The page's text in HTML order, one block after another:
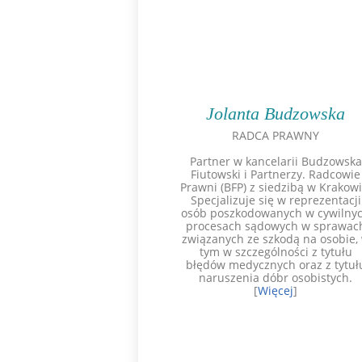
Jolanta Budzowska
RADCA PRAWNY
Partner w kancelarii Budzowska
Fiutowski i Partnerzy. Radcowie
Prawni (BFP) z siedzibą w
Specjalizuje się w reprezentacji
osób poszkodowanych w
procesach sądowych w
związanych ze szkodą na osobie,
tym w szczególności z tytułu
błędów medycznych oraz z
naruszenia dóbr osobistych.
[Więcej]